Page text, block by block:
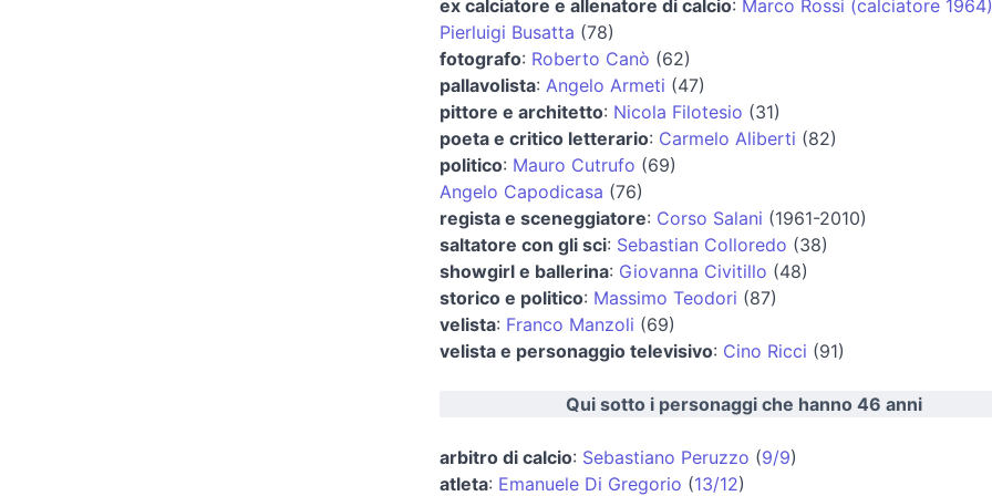
ex calciatore e allenatore di calcio: Marco Rossi (calciatore 1964)
Pierluigi Busatta (78)
fotografo: Roberto Canò (62)
pallavolista: Angelo Armeti (47)
pittore e architetto: Nicola Filotesio (31)
poeta e critico letterario: Carmelo Aliberti (82)
politico: Mauro Cutrufo (69)
Angelo Capodicasa (76)
regista e sceneggiatore: Corso Salani (1961-2010)
saltatore con gli sci: Sebastian Colloredo (38)
showgirl e ballerina: Giovanna Civitillo (48)
storico e politico: Massimo Teodori (87)
velista: Franco Manzoli (69)
velista e personaggio televisivo: Cino Ricci (91)
Qui sotto i personaggi che hanno 46 anni
arbitro di calcio: Sebastiano Peruzzo (9/9)
atleta: Emanuele Di Gregorio (13/12)